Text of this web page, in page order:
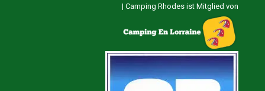
| Camping Rhodes ist Mitglied von